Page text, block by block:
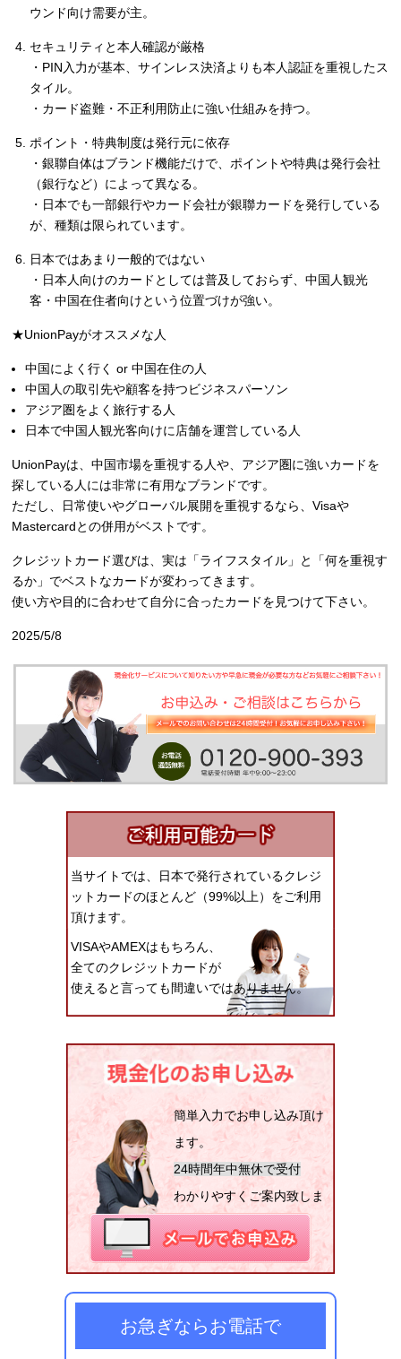
ウンド向け需要が主。
セキュリティと本人確認が厳格
・PIN入力が基本、サインレス決済よりも本人認証を重視したス
タイル。
・カード盗難・不正利用防止に強い仕組みを持つ。
ポイント・特典制度は発行元に依存
・銀聯自体はブランド機能だけで、ポイントや特典は発行会社
（銀行など）によって異なる。
・日本でも一部銀行やカード会社が銀聯カードを発行している
が、種類は限られています。
日本ではあまり一般的ではない
・日本人向けのカードとしては普及しておらず、中国人観光
客・中国在住者向けという位置づけが強い。
★UnionPayがオススメな人
中国によく行く or 中国在住の人
中国人の取引先や顧客を持つビジネスパーソン
アジア圏をよく旅行する人
日本で中国人観光客向けに店舗を運営している人
UnionPayは、中国市場を重視する人や、アジア圏に強いカードを
探している人には非常に有用なブランドです。
ただし、日常使いやグローバル展開を重視するなら、Visaや
Mastercardとの併用がベストです。
クレジットカード選びは、実は「ライフスタイル」と「何を重視す
るか」でベストなカードが変わってきます。
使い方や目的に合わせて自分に合ったカードを見つけて下さい。
2025/5/8
当サイトでは、日本で発行されているクレジ
ットカードのほとんど（99%以上）をご利用
頂けます。
VISAやAMEXはもちろん、
全てのクレジットカードが
使えると言っても間違いではありません。
簡単入力でお申し込み頂け
ます。
24時間年中無休で受付
わかりやすくご案内致しま
すのでお気軽にお申し込み
下さい。
お急ぎならお電話で